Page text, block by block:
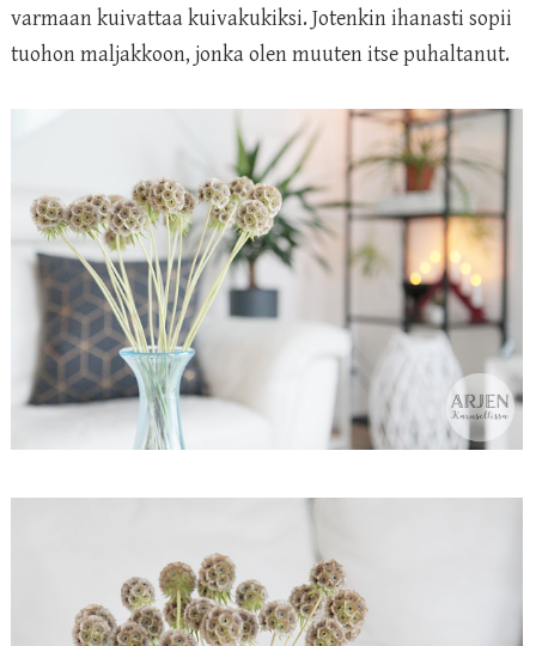
varmaan kuivattaa kuivakukiksi. Jotenkin ihanasti sopii
tuohon maljakkoon, jonka olen muuten itse puhaltanut.